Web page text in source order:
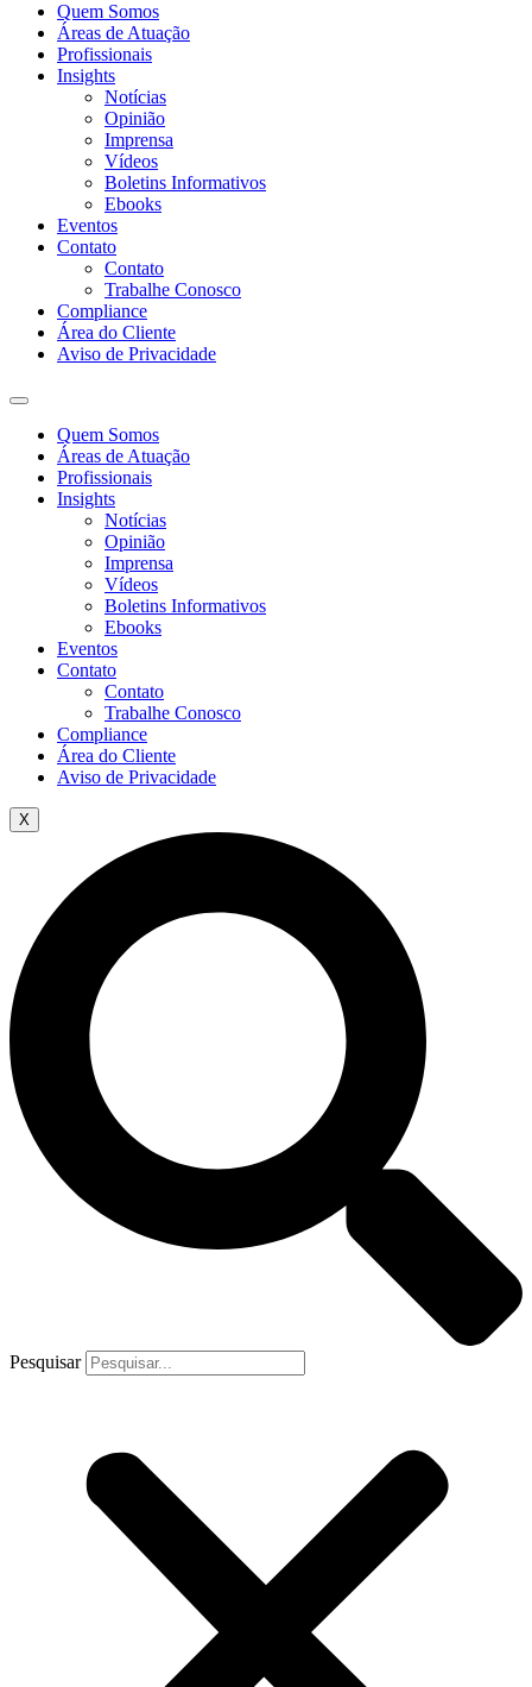
Quem Somos
Áreas de Atuação
Profissionais
Insights
Notícias
Opinião
Imprensa
Vídeos
Boletins Informativos
Ebooks
Eventos
Contato
Contato
Trabalhe Conosco
Compliance
Área do Cliente
Aviso de Privacidade
Quem Somos
Áreas de Atuação
Profissionais
Insights
Notícias
Opinião
Imprensa
Vídeos
Boletins Informativos
Ebooks
Eventos
Contato
Contato
Trabalhe Conosco
Compliance
Área do Cliente
Aviso de Privacidade
X
Pesquisar